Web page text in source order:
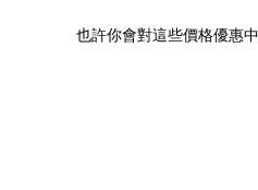
也許你會對這些價格優惠